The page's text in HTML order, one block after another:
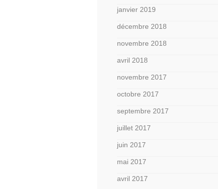
janvier 2019
décembre 2018
novembre 2018
avril 2018
novembre 2017
octobre 2017
septembre 2017
juillet 2017
juin 2017
mai 2017
avril 2017